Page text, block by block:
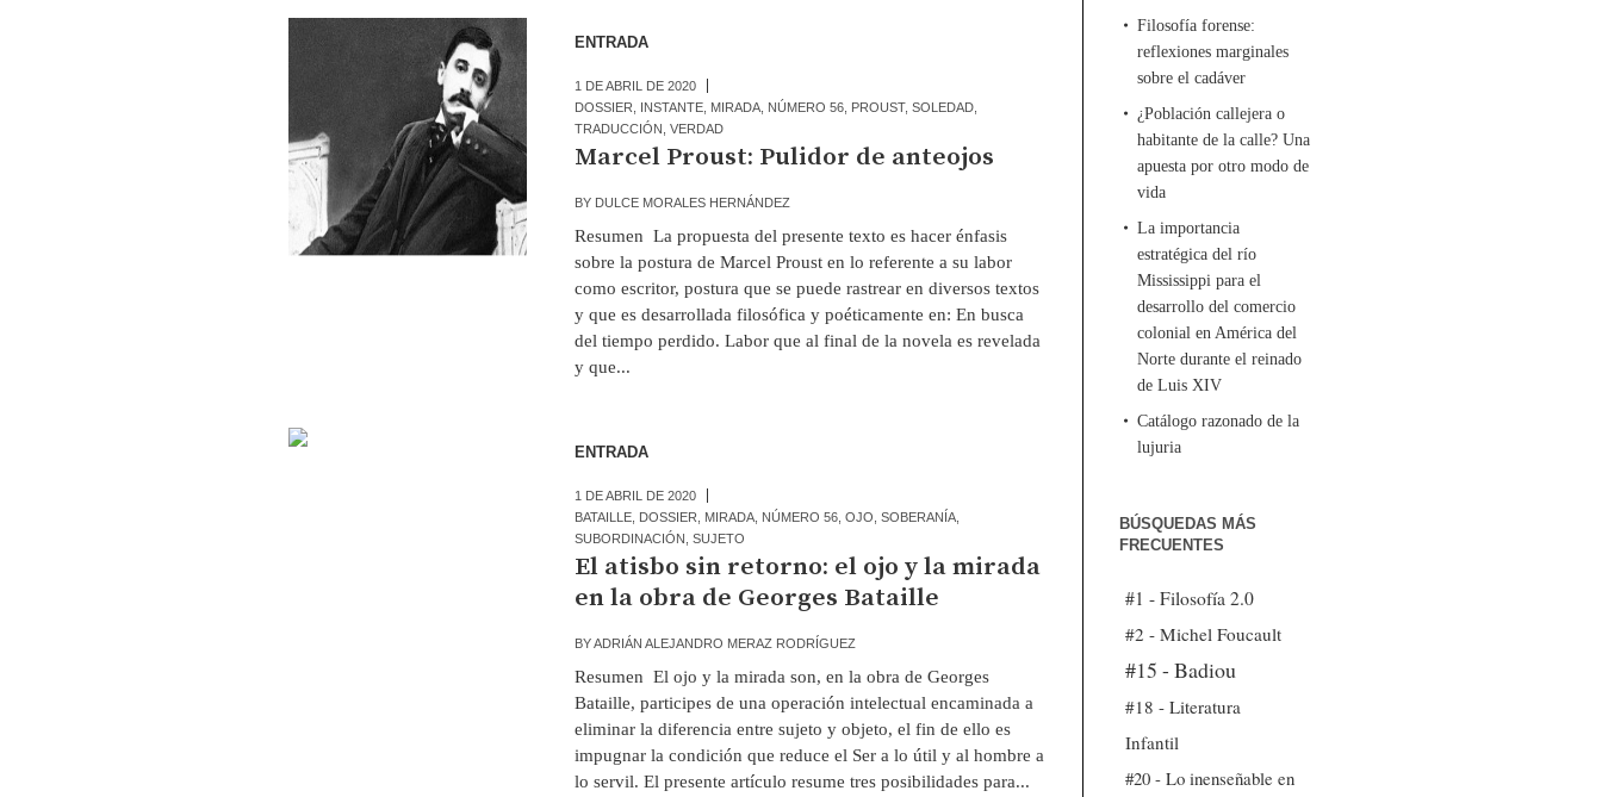
ENTRADA
1 DE ABRIL DE 2020
DOSSIER
INSTANTE, MIRADA, NÚMERO 56, PROUST, SOLEDAD,
TRADUCCIÓN VERDAD
Marcel Proust: Pulidor de anteojos
BY DULCE MORALES HERNÁNDEZ
Resumen La propuesta del presente texto es hacer énfasis
sobre la postura de Marcel Proust en lo referente a su labor
como escritor, postura que se puede rastrear en diversos textos
y que es desarrollada filosófica y poéticamente en: En busca
del tiempo perdido. Labor que al final de la novela es revelada
y que...
ENTRADA
1 DE ABRIL DE 2020
BATAILLE, DOSSIER MIRADA, NÚMERO 56, OJO SOBERANÍA,
SUBORDINACIÓN SUJETO
El atisbo sin retorno: el ojo y la mirada
en la obra de Georges Bataille
BYADRIÁN ALEJANDRO MERAZ RODRÍGUEZ
Resumen El ojo y la mirada son, en la obra de Georges
Bataille, participes de una operación intelectual encaminada a
eliminar la diferencia entre sujeto y objeto, el fin de ello es
impugnar la condición que reduce el Ser a lo útil y al hombre a
lo servil. El presente artículo resume tres posibilidades para...
Filosofía forense:
reflexiones marginales
sobre el cadáver
¿Población callejera o
habitante de la calle? Una
apuesta por otro modo de
vida
La importancia
estratégica del río
Mississippi para el
desarrollo del comercio
colonial en América del
Norte durante el reinado
de Luis XIV
Catálogo razonado de la
lujuria
BÚSQUEDAS MÁS
FRECUENTES
#1 - Filosofía 2.0
#2 - Michel Foucault
#15 - Badiou
#18 - Literatura
Infantil
#20 - Lo inenseñable en